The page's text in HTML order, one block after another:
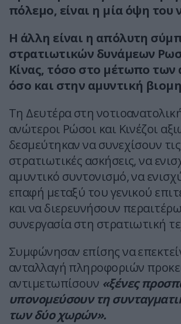
πόλεμο, είναι η μία όψη του
Η άλλη είναι η απόλυτη
στρατιωτικών δυνάμεων
Κίνας, τόσο στο μέτωπο
όσο και στην αμυντική
Τη Δευτέρα στη
ανώτεροι Ρώσοι και Κινέζοι
δεσμεύτηκαν να συνεχίσουν
στρατιωτικές ασκήσεις, να
αμυντικό συντονισμό, να
επαφή μεταξύ του γενικού
και να διερευνήσουν
συνεργασία στη στρατιωτική
Συμφώνησαν επίσης να
ανταλλαγή πληροφοριών
αντιμετωπίσουν «ξένες
υπονομεύσουν τη
των δύο χωρών».